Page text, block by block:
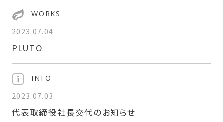
WORKS
2023.07.04
PLUTO
INFO
2023.07.03
代表取締役社長交代のお知らせ